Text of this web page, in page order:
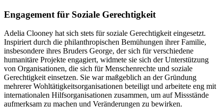
Engagement für Soziale Gerechtigkeit
Adelia Clooney hat sich stets für soziale Gerechtigkeit eingesetzt.
Inspiriert durch die philanthropischen Bemühungen ihrer Familie,
insbesondere ihres Bruders George, der sich für verschiedene
humanitäre Projekte engagiert, widmete sie sich der Unterstützung
von Organisationen, die sich für Menschenrechte und soziale
Gerechtigkeit einsetzen. Sie war maßgeblich an der Gründung
mehrerer Wohltätigkeitsorganisationen beteiligt und arbeitete eng mit
internationalen Hilfsorganisationen zusammen, um auf Missstände
aufmerksam zu machen und Veränderungen zu bewirken.